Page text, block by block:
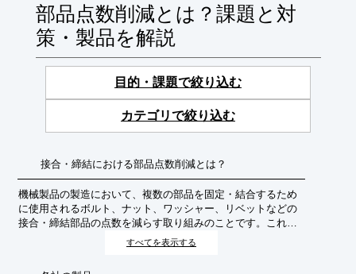
部品点数削減とは？課題と対
策・製品を解説
目的・課題で絞り込む
カテゴリで絞り込む
接合・締結における部品点数削減とは？
機械製品の製造において、複数の部品を固定・結合するため
に使用されるボルト、ナット、ワッシャー、リベットなどの
接合・締結部品の点数を減らす取り組みのことです。これに
より、コスト削減、軽量化、組み立て工数の短縮、信頼性向
すべてを表示する